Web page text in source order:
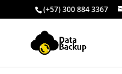
(+57) 300 884 3367